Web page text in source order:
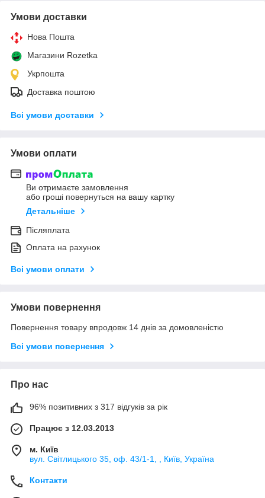
Умови доставки
Нова Пошта
Магазини Rozetka
Укрпошта
Доставка поштою
Всі умови доставки
Умови оплати
Ви отримаєте замовлення
або гроші повернуться на вашу картку
Детальніше
Післяплата
Оплата на рахунок
Всі умови оплати
Умови повернення
Повернення товару впродовж 14 днів за домовленістю
Всі умови повернення
Про нас
96% позитивних з 317 відгуків за рік
Працює з 12.03.2013
м. Київ
вул. Світлицького 35, оф. 43/1-1, , Київ, Україна
Контакти